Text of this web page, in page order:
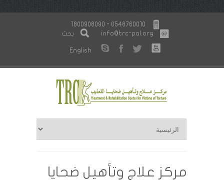
1800908090 - 0548760010
info@trc-pal.org
بحث
English
مركز علاج وتأهيل ضحايا